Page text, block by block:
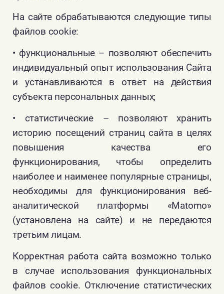
На сайте обрабатываются следующие типы
файлов cookie:
• функциональные – позволяют обеспечить
индивидуальный опыт использования Сайта
и устанавливаются в ответ на действия
субъекта персональных данных;
• статистические – позволяют хранить
историю посещений страниц сайта в целях
повышения качества его
функционирования, чтобы определить
наиболее и наименее популярные страницы,
необходимы для функционирования веб-
аналитической платформы «Matomo»
(установлена на сайте) и не передаются
третьим лицам.
Корректная работа сайта возможно только
в случае использования функциональных
файлов cookie. Отключение статистических